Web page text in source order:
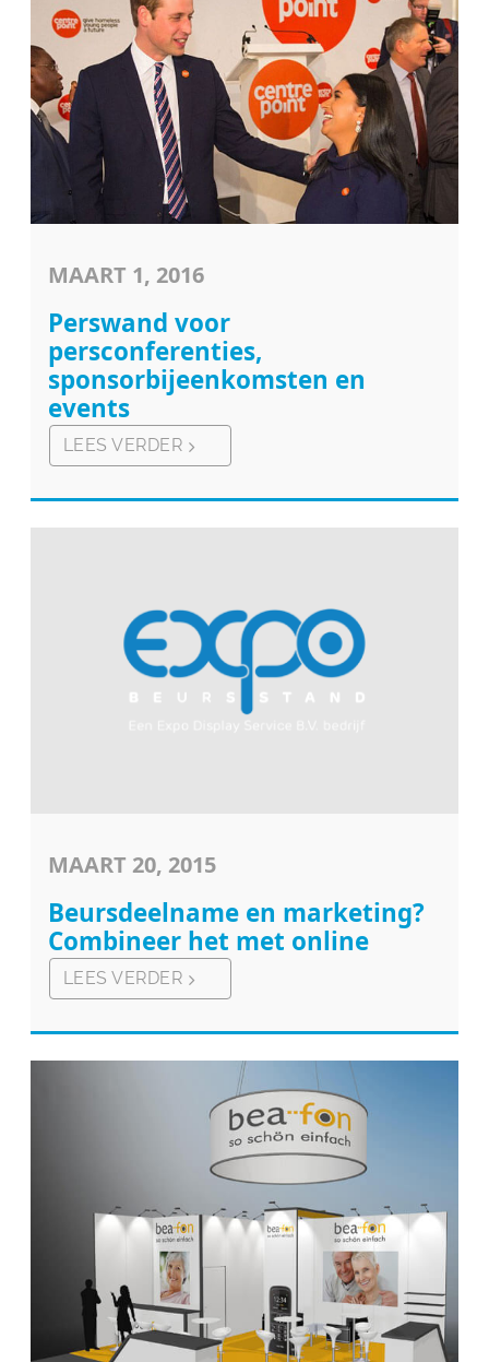
MAART 1, 2016
Perswand voor
persconferenties,
sponsorbijeenkomsten en
events
LEES VERDER
MAART 20, 2015
Beursdeelname en marketing?
Combineer het met online
LEES VERDER